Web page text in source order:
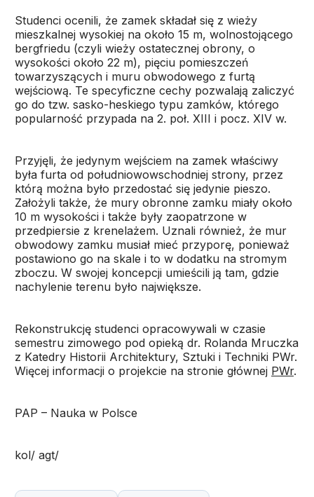
Studenci ocenili, że zamek składał się z wieży
mieszkalnej wysokiej na około 15 m, wolnostojącego
bergfriedu (czyli wieży ostatecznej obrony, o
wysokości około 22 m), pięciu pomieszczeń
towarzyszących i muru obwodowego z furtą
wejściową. Te specyficzne cechy pozwalają zaliczyć
go do tzw. sasko-heskiego typu zamków, którego
popularność przypada na 2. poł. XIII i pocz. XIV w.
Przyjęli, że jedynym wejściem na zamek właściwy
była furta od południowowschodniej strony, przez
którą można było przedostać się jedynie pieszo.
Założyli także, że mury obronne zamku miały około
10 m wysokości i także były zaopatrzone w
przedpiersie z krenelażem. Uznali również, że mur
obwodowy zamku musiał mieć przyporę, ponieważ
postawiono go na skale i to w dodatku na stromym
zboczu. W swojej koncepcji umieścili ją tam, gdzie
nachylenie terenu było największe.
Rekonstrukcję studenci opracowywali w czasie
semestru zimowego pod opieką dr. Rolanda Mruczka
z Katedry Historii Architektury, Sztuki i Techniki PWr.
Więcej informacji o projekcie na stronie głównej PWr.
PAP – Nauka w Polsce
kol/ agt/